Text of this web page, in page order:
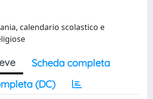
calendario scolastico e
Scheda completa
(DC)